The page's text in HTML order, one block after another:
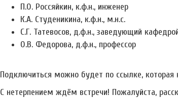
П.О. Россяйкин, к.ф.н., инженер
К.А. Студеникина, к.ф.н., м.н.с.
С.Г. Татевосов, д.ф.н., заведующий
О.В. Федорова, д.ф.н., профессор
Подключиться можно будет по ссылке, которая
С нетерпением ждём встречи! Пожалуйста,